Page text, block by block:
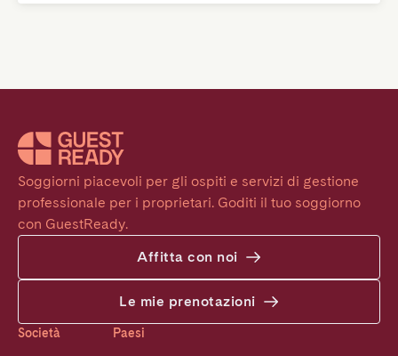
Soggiorni piacevoli per gli ospiti e servizi di gestione
professionale per i proprietari. Goditi il tuo soggiorno
con GuestReady.
Affitta con noi
Le mie prenotazioni
Società Paesi